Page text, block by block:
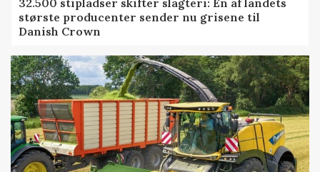
32.500 stipladser skifter slagteri: En af landets
største producenter sender nu grisene til
Danish Crown